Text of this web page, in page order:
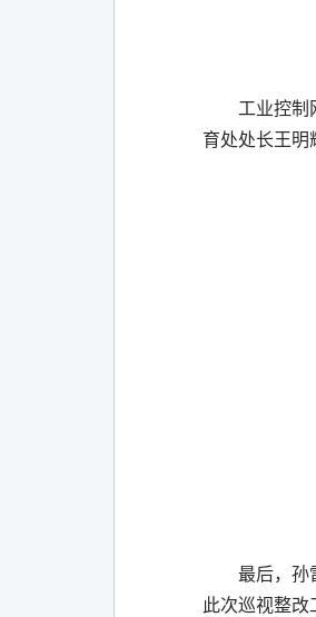
工业控制
育处处长王明
最后，孙
此次巡视整改